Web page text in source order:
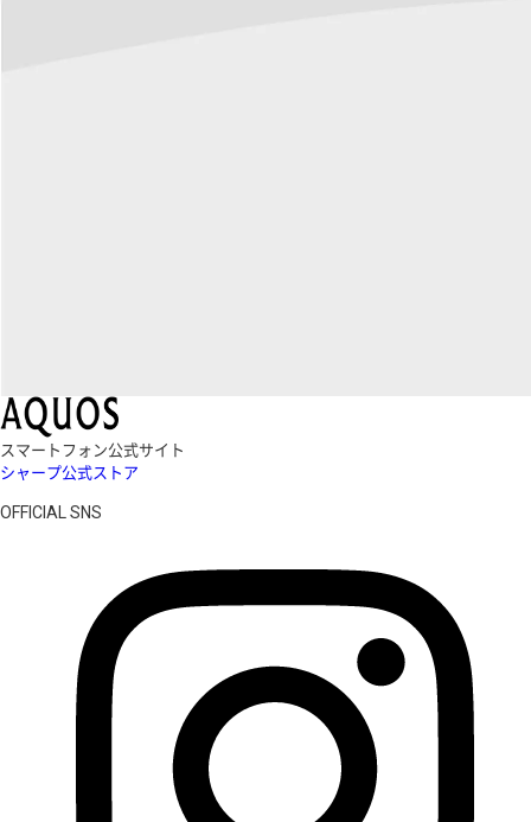
スマートフォン公式サイト
シャープ公式ストア
OFFICIAL SNS